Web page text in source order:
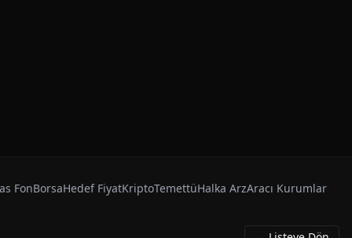
FonBorsaHedef FiyatKriptoTemettüHalka ArzAracı Kurumlar